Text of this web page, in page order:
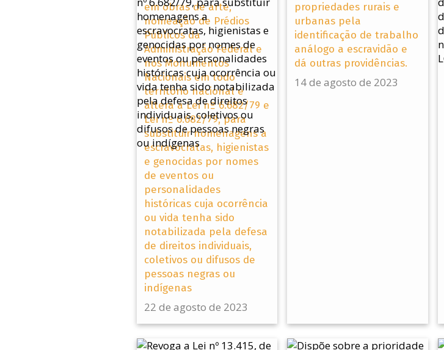
em obras de arte,
nomeação de Prédios
Públicos da
Administração Federal e
nos Monumentos
Nacionais em todo
território nacional e
altera a Lei nº 6.682/79 e
Lei nº 6.682/79, para
substituir homenagens a
escravocratas, higienistas
e genocidas por nomes
de eventos ou
personalidades
históricas cuja ocorrência
ou vida tenha sido
notabilizada pela defesa
de direitos individuais,
coletivos ou difusos de
pessoas negras ou
indígenas
22 de agosto de 2023
propriedades rurais e
urbanas pela
identificação de trabalho
análogo a escravidão e
dá outras providências.
14 de agosto de 2023